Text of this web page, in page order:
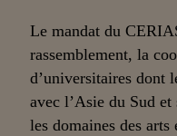
Le mandat du
rassemblement, la
d’universitaires dont
avec l’Asie du Sud
les domaines des arts